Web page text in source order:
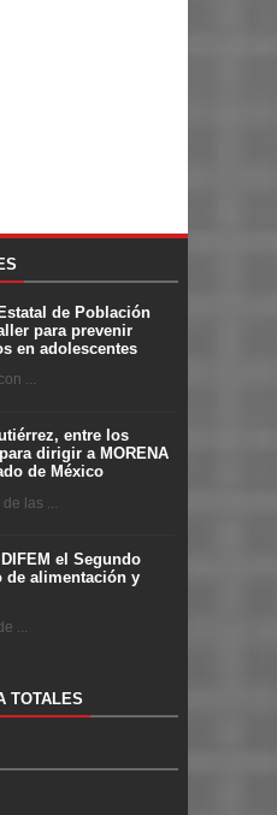
de Población
para prevenir
en adolescentes
...
entre los
dirigir a MORENA
de México
las ...
el Segundo
de alimentación y
...
TOTALES